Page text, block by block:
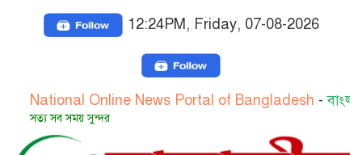
12:24PM, Friday, 07-08-2026
Online News Portal of Bangladesh- বাংলাদেশের
সময় সুন্দর